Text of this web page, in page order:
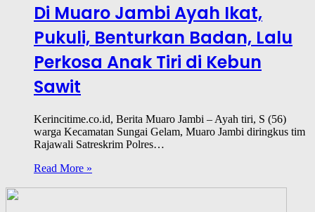
Di Muaro Jambi Ayah Ikat,
Pukuli, Benturkan Badan, Lalu
Perkosa Anak Tiri di Kebun
Sawit
Kerincitime.co.id, Berita Muaro Jambi – Ayah tiri, S (56)
warga Kecamatan Sungai Gelam, Muaro Jambi diringkus tim
Rajawali Satreskrim Polres…
Read More »